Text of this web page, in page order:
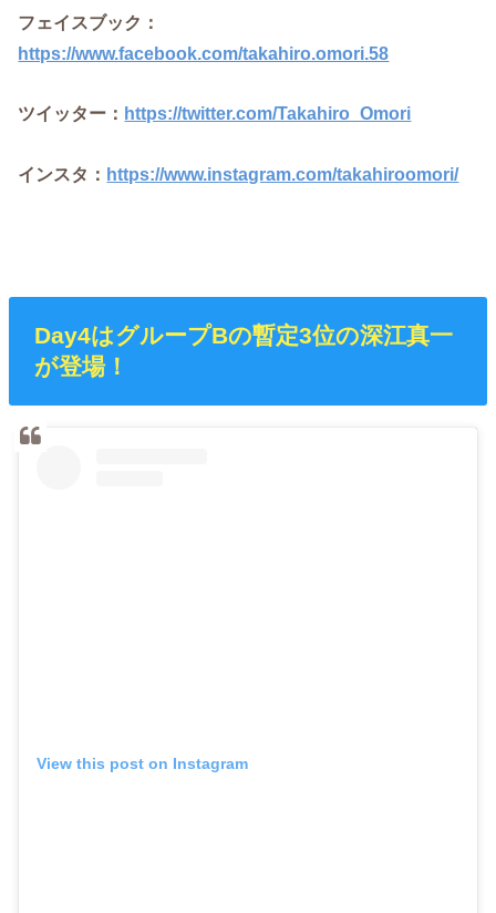
フェイスブック：
https://www.facebook.com/takahiro.omori.58
ツイッター： https://twitter.com/Takahiro_Omori
インスタ： https://www.instagram.com/takahiroomori/
Day4はグループBの暫定3位の深江真一
が登場！
View this post on Instagram